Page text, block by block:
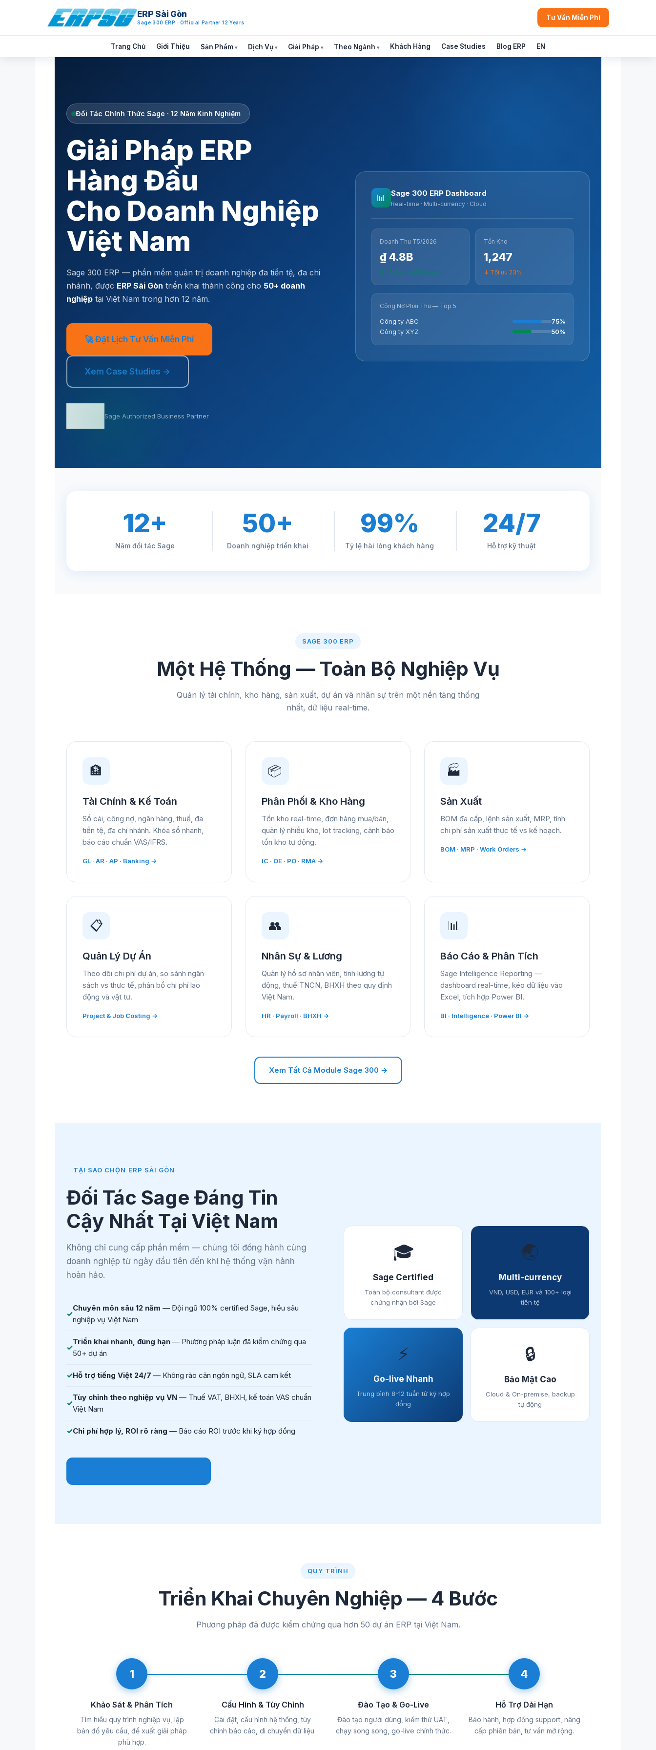
ERP Sài Gòn
Sage 300 ERP · Official Partner 12 Years
Tư Vấn Miễn Phí
Trang Chủ Giới Thiệu Sản Phẩm Dịch Vụ Giải Pháp Theo Ngành Khách Hàng Case Studies Blog ERP EN
Đối Tác Chính Thức Sage · 12 Năm Kinh Nghiệm
Giải Pháp ERP
Hàng Đầu
Cho Doanh Nghiệp
Việt Nam
Sage 300 ERP — phần mềm quản trị doanh nghiệp đa tiền tệ, đa chi
nhánh, được ERP Sài Gòn triển khai thành công cho 50+ doanh
nghiệp tại Việt Nam trong hơn 12 năm.
🚀 Đặt Lịch Tư Vấn Miễn Phí
Xem Case Studies →
Sage Authorized Business Partner
📊 Sage 300 ERP Dashboard
Real-time · Multi-currency · Cloud
Doanh Thu T5/2026
₫ 4.8B
↑ 18% so với kỳ trước
Tồn Kho
1,247
↓ Tối ưu 23%
Công Nợ Phải Thu — Top 5
Công ty ABC
75%
Công ty XYZ
50%
12+
Năm đối tác Sage
50+
Doanh nghiệp triển khai
99%
Tỷ lệ hài lòng khách hàng
24/7
Hỗ trợ kỹ thuật
SAGE 300 ERP
Một Hệ Thống — Toàn Bộ Nghiệp Vụ
Quản lý tài chính, kho hàng, sản xuất, dự án và nhân sự trên một nền tảng thống
nhất, dữ liệu real-time.
🏦
Tài Chính & Kế Toán
Sổ cái, công nợ, ngân hàng, thuế, đa
tiền tệ, đa chi nhánh. Khóa sổ nhanh,
báo cáo chuẩn VAS/IFRS.
GL · AR · AP · Banking →
📦
Phân Phối & Kho Hàng
Tồn kho real-time, đơn hàng mua/bán,
quản lý nhiều kho, lot tracking, cảnh báo
tồn kho tự động.
IC · OE · PO · RMA →
🏭
Sản Xuất
BOM đa cấp, lệnh sản xuất, MRP, tính
chi phí sản xuất thực tế vs kế hoạch.
BOM · MRP · Work Orders →
📋
Quản Lý Dự Án
Theo dõi chi phí dự án, so sánh ngân
sách vs thực tế, phân bổ chi phí lao
động và vật tư.
Project & Job Costing →
👥
Nhân Sự & Lương
Quản lý hồ sơ nhân viên, tính lương tự
động, thuế TNCN, BHXH theo quy định
Việt Nam.
HR · Payroll · BHXH →
📊
Báo Cáo & Phân Tích
Sage Intelligence Reporting —
dashboard real-time, kéo dữ liệu vào
Excel, tích hợp Power BI.
BI · Intelligence · Power BI →
Xem Tất Cả Module Sage 300 →
TẠI SAO CHỌN ERP SÀI GÒN
Đối Tác Sage Đáng Tin
Cậy Nhất Tại Việt Nam
Không chỉ cung cấp phần mềm — chúng tôi đồng hành cùng
doanh nghiệp từ ngày đầu tiên đến khi hệ thống vận hành
hoàn hảo.
Chuyên môn sâu 12 năm — Đội ngũ 100% certified Sage, hiểu sâu
nghiệp vụ Việt Nam
Triển khai nhanh, đúng hạn — Phương pháp luận đã kiểm chứng qua
50+ dự án
Hỗ trợ tiếng Việt 24/7 — Không rào cản ngôn ngữ, SLA cam kết
Tùy chỉnh theo nghiệp vụ VN — Thuế VAT, BHXH, kế toán VAS chuẩn
Việt Nam
Chi phí hợp lý, ROI rõ ràng — Báo cáo ROI trước khi ký hợp đồng
🎓
Sage Certified
Toàn bộ consultant được
chứng nhận bởi Sage
🌏
Multi-currency
VND, USD, EUR và 100+ loại
tiền tệ
⚡
Go-live Nhanh
Trung bình 8-12 tuần từ ký hợp
đồng
🔒
Bảo Mật Cao
Cloud & On-premise, backup
tự động
QUY TRÌNH
Triển Khai Chuyên Nghiệp — 4 Bước
Phương pháp đã được kiểm chứng qua hơn 50 dự án ERP tại Việt Nam.
1
Khảo Sát & Phân Tích
Tìm hiểu quy trình nghiệp vụ, lập
bản đồ yêu cầu, đề xuất giải pháp
phù hợp.
2
Cấu Hình & Tùy Chỉnh
Cài đặt, cấu hình hệ thống, tùy
chỉnh báo cáo, di chuyển dữ liệu.
3
Đào Tạo & Go-Live
Đào tạo người dùng, kiểm thử UAT,
chạy song song, go-live chính thức.
4
Hỗ Trợ Dài Hạn
Bảo hành, hợp đồng support, nâng
cấp phiên bản, tư vấn mở rộng.